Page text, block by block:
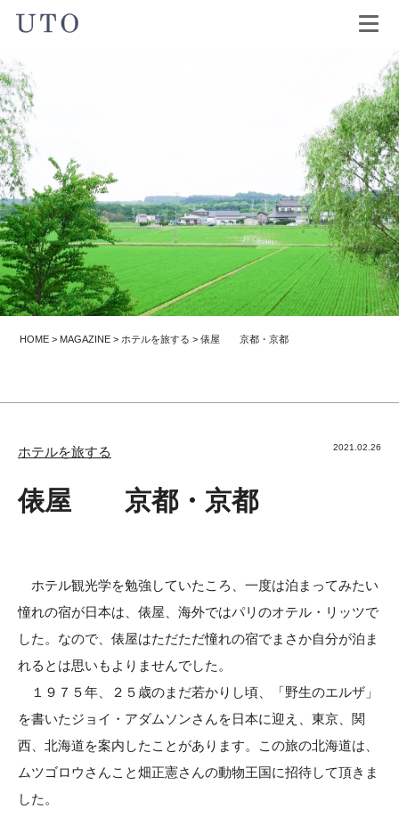
HOME > MAGAZINE > ホテルを旅する >俵屋 京都・京都
2021.02.26
ホテルを旅する
俵屋 京都・京都
ホテル観光学を勉強していたころ、一度は泊まってみたい
憧れの宿が日本は、俵屋、海外ではパリのオテル・リッツで
した。なので、俵屋はただただ憧れの宿でまさか自分が泊ま
れるとは思いもよりませんでした。
１９７５年、２５歳のまだ若かりし頃、「野生のエルザ」
を書いたジョイ・アダムソンさんを日本に迎え、東京、関
西、北海道を案内したことがあります。この旅の北海道は、
ムツゴロウさんこと畑正憲さんの動物王国に招待して頂きま
した。